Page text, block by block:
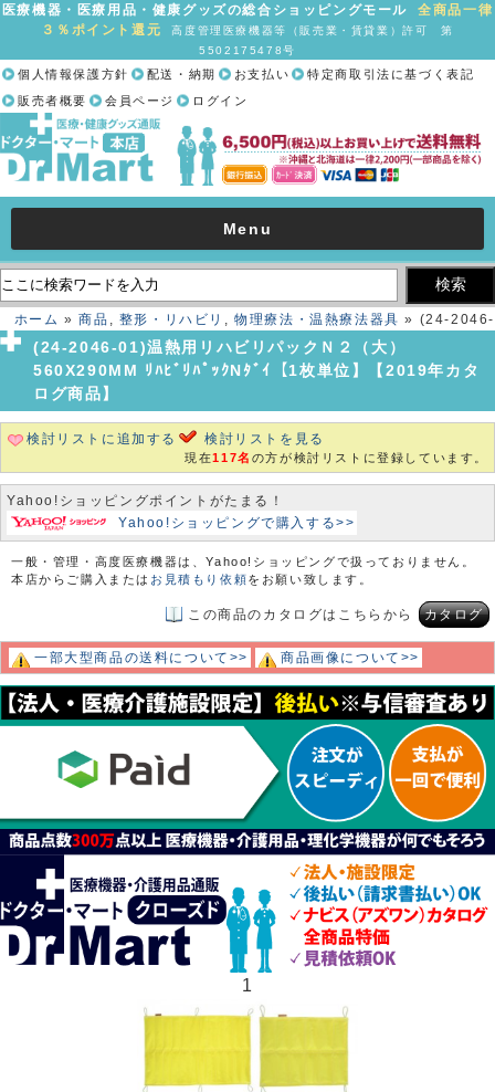
医療機器・医療用品・健康グッズの総合ショッピングモール全商品一律
３％ポイント還元
高度管理医療機器等（販売業・賃貸業）許可 第
5502175478号
個人情報保護方針 配送・納期 お支払い
特定商取引法に基づく表記
販売者概要
会員ページ ログイン
Menu
ホーム »商品 , 整形・リハビリ ,物理療法・温熱療法器具 » (24-2046-
01)温熱用リハビリパックＮ２（大） 560X290MM ﾘﾊﾋﾞﾘﾊﾟｯｸNﾀﾞｲ【1
枚単位】【2019年カタログ商品】
(24-2046-01)温熱用リハビリパックＮ２（大）
560X290MM ﾘﾊﾋﾞﾘﾊﾟｯｸNﾀﾞｲ【1枚単位】【2019年カタ
ログ商品】
検討リストに追加する 検討リストを見る
現在117名 の方が検討リストに登録しています。
Yahoo!ショッピングポイントがたまる！
Yahoo!ショッピングで購入する>>
一般・管理・高度医療機器は、Yahoo!ショッピングで扱っておりません。
本店からご購入または お見積もり依頼をお願い致します。
この商品のカタログはこちらから カタログ
一部大型商品の送料について>> 商品画像について>>
1